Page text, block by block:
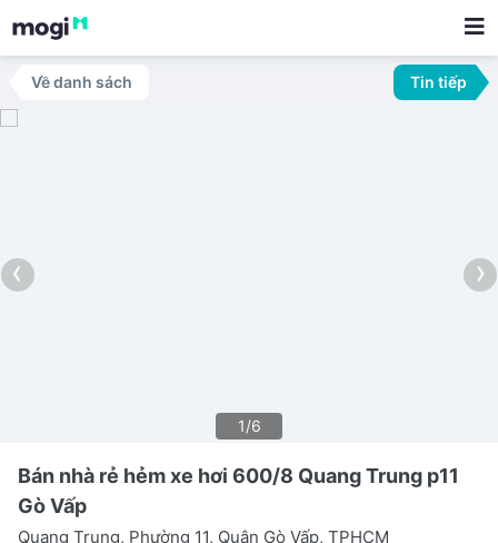
Về danh sách Tin tiếp
‹ ›
1/6
Bán nhà rẻ hẻm xe hơi 600/8 Quang Trung p11
Gò Vấp
Quang Trung, Phường 11, Quận Gò Vấp, TPHCM